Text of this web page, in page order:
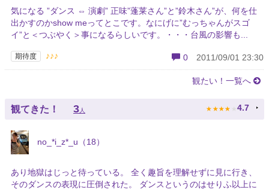
気になる ”ダンス ⇔ 演劇” 正味”蓬莱さん”と”鈴木さん”が、何を仕
出かすのかshow meってとこです。なにげに”むっちゃんがスゴ
イ”と＜つぶやく＞事になるらしいです。・・・台風の影響も...
期待度 ♪♪♪ 0 2011/09/01 23:30
観たい！一覧へ
観てきた！ 3 人 ★ ★ ★ ★ ★ 4.7
no_*i_z*_u（18）
あり地獄はじっと待っている。 全く趣旨を理解せずに見に行き、
そのダンスの表現に圧倒された。 ダンスというのはせりふ以上に